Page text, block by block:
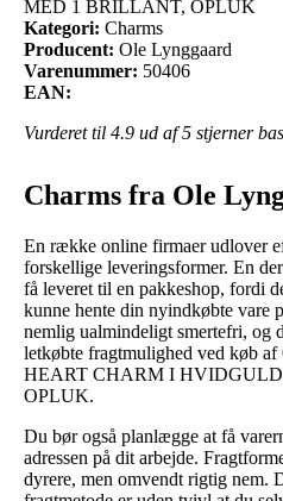
MED 1 BRILLANT, OPLUK
Kategori: Charms
Producent: Ole Lynggaard
Varenummer: 50406
EAN:
Vurderet til 4.9 ud af 5 stjerner
Charms fra Ole
En række online firmaer udlover
forskellige leveringsformer. En
få leveret til en pakkeshop, fordi
kunne hente din nyindkøbte vare
nemlig ualmindeligt smertefri, og
letkøbte fragtmulighed ved køb
HEART CHARM I
OPLUK.
Du bør også planlægge at få
adressen på dit arbejde.
dyrere, men omvendt rigtig nem.